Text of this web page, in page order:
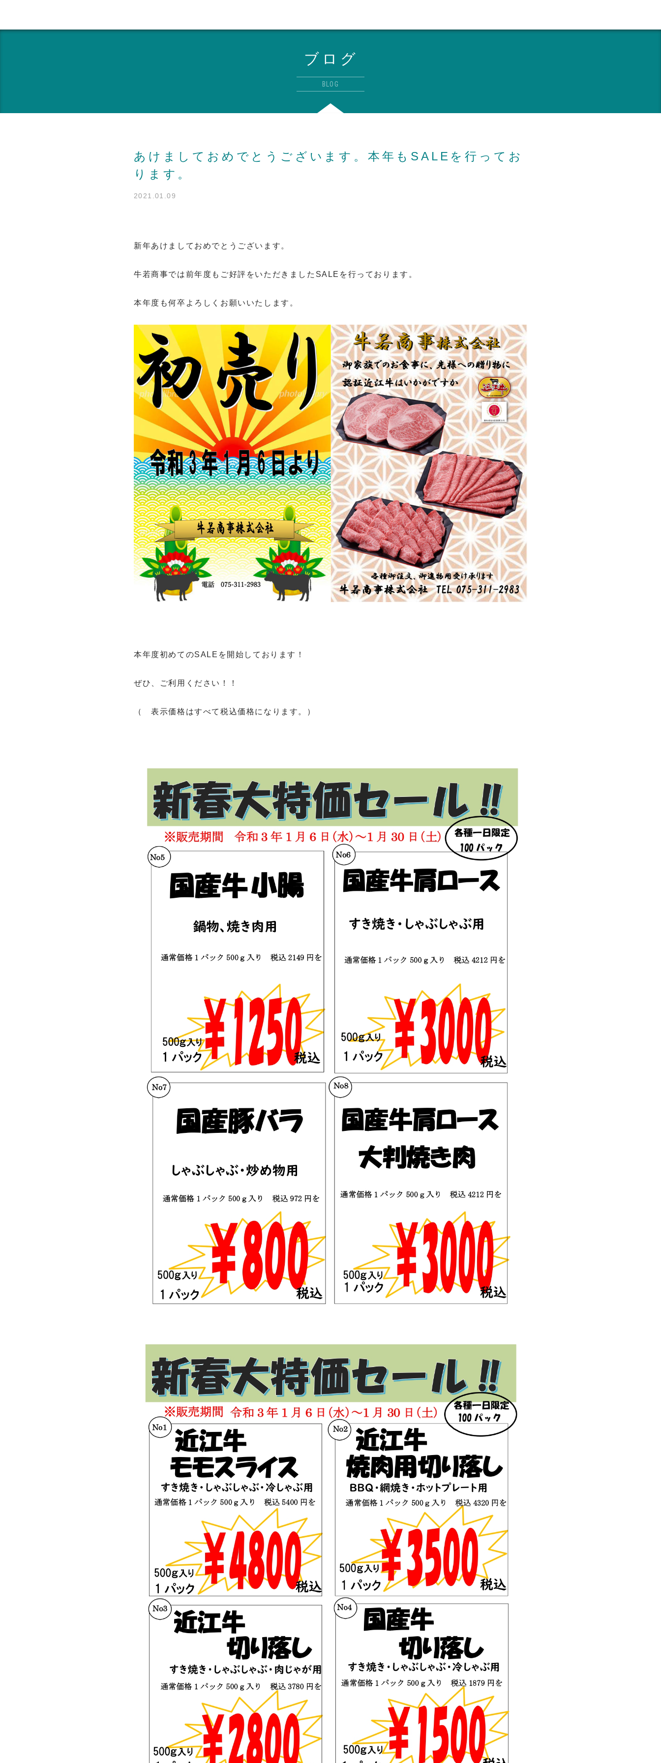
ブログ
BLOG
あけましておめでとうございます。本年もSALEを行ってお
ります。
2021.01.09
新年あけましておめでとうございます。
牛若商事では前年度もご好評をいただきましたSALEを行っております。
本年度も何卒よろしくお願いいたします。
本年度初めてのSALEを開始しております！
ぜひ、ご利用ください！！
（ 表示価格はすべて税込価格になります。）